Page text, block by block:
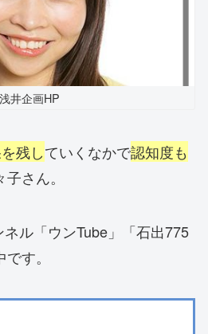
浅井企画HP
残していくなかで認知度も
さん。
ネル「ウンTube」「石出775
す。